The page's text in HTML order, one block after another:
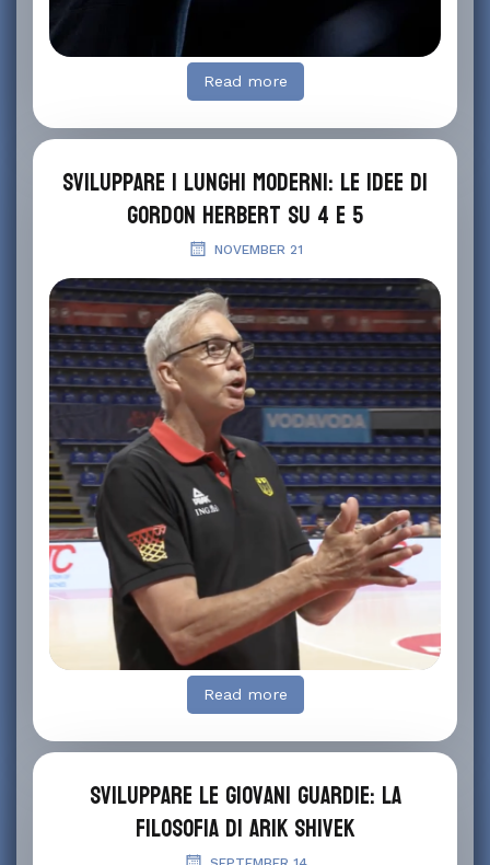
Read more
Sviluppare i lunghi moderni: le idee di
Gordon Herbert su 4 e 5
NOVEMBER 21
Read more
Sviluppare le giovani guardie: la
filosofia di Arik Shivek